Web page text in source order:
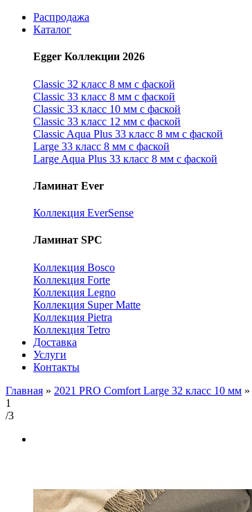
Распродажа
Каталог
Egger Коллекции 2026
Classic 32 класс 8 мм с фаской
Classic 33 класс 8 мм с фаской
Classic 33 класс 10 мм с фаской
Classic 33 класс 12 мм с фаской
Classic Aqua Plus 33 класс 8 мм с фаской
Large 33 класс 8 мм с фаской
Large Aqua Plus 33 класс 8 мм с фаской
Ламинат Ever
Коллекция EverSense
Ламинат SPC
Коллекция Bosco
Коллекция Forte
Коллекция Legno
Коллекция Super Matte
Коллекция Pietra
Коллекция Tetro
Доставка
Услуги
Контакты
Главная » 2021 PRO Comfort Large 32 класс 10 мм »
1
/3